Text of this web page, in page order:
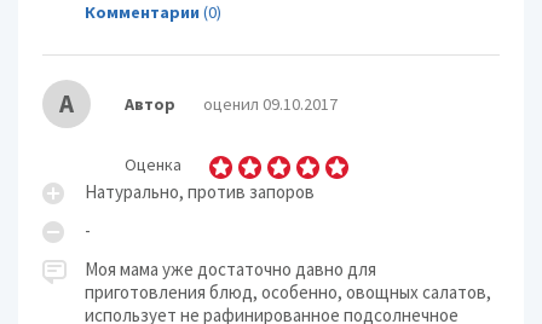
Комментарии (0)
А Автор оценил 09.10.2017
Оценка
Натурально, против запоров
-
Моя мама уже достаточно давно для
приготовления блюд, особенно, овощных салатов,
использует не рафинированное подсолнечное